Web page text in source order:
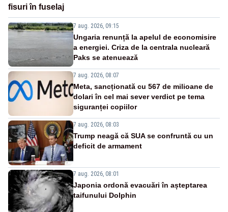
fisuri în fuselaj
7 aug. 2026, 09:15
Ungaria renunță la apelul de economisire
a energiei. Criza de la centrala nucleară
Paks se atenuează
7 aug. 2026, 08:07
Meta, sancționată cu 567 de milioane de
dolari în cel mai sever verdict pe tema
siguranței copiilor
7 aug. 2026, 08:03
Trump neagă că SUA se confruntă cu un
deficit de armament
7 aug. 2026, 08:01
Japonia ordonă evacuări în așteptarea
taifunului Dolphin